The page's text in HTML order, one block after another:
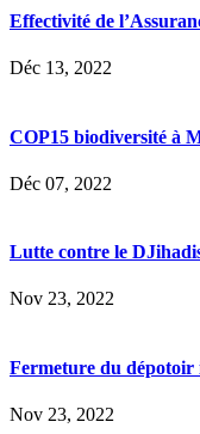
Effectivité de
Déc 13, 2022
COP15 biodiversité à
Déc 07, 2022
Lutte contre le
Nov 23, 2022
Fermeture du dépotoir
Nov 23, 2022